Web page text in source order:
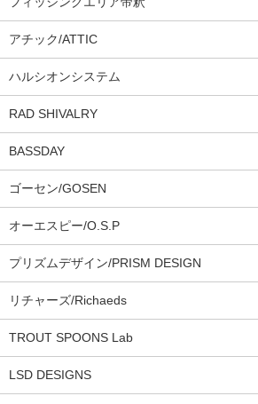
アチック/ATTIC
ハルシオンシステム
RAD SHIVALRY
BASSDAY
ゴーセン/GOSEN
オーエスピー/O.S.P
プリズムデザイン/PRISM DESIGN
リチャーズ/Richaeds
TROUT SPOONS Lab
LSD DESIGNS